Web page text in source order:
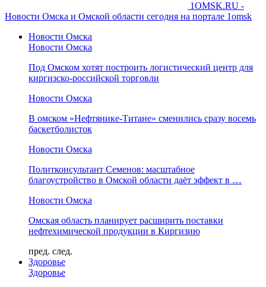
1OMSK.RU -
Новости Омска и Омской области сегодня на портале 1omsk
Новости Омска
Новости Омска
Под Омском хотят построить логистический центр для
киргизско-российской торговли
Новости Омска
В омском «Нефтянике-Титане» сменились сразу восемь
баскетболисток
Новости Омска
Политконсультант Семенов: масштабное
благоустройство в Омской области даёт эффект в …
Новости Омска
Омская область планирует расширить поставки
нефтехимической продукции в Киргизию
пред. след.
Здоровье
Здоровье